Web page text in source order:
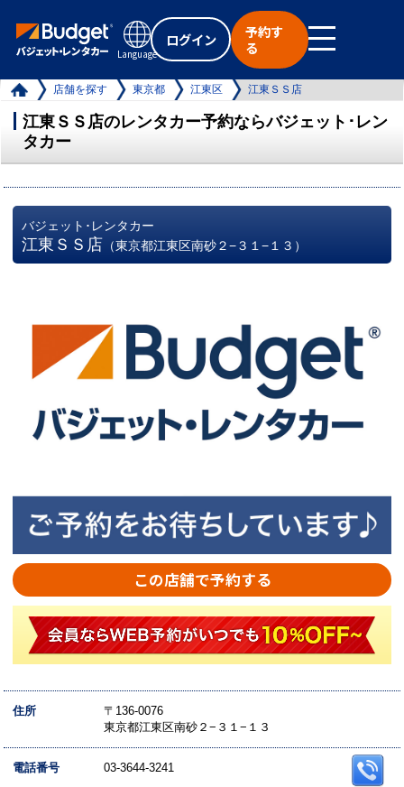
Language
ログイン
予約す
る
店舗を探す 東京都 江東区 江東ＳＳ店
江東ＳＳ店のレンタカー予約ならバジェット･レン
タカー
バジェット･レンタカー
江東ＳＳ店 （東京都江東区南砂２−３１−１３）
この店舗で予約する
住所
〒136-0076
東京都江東区南砂２−３１−１３
電話番号 03-3644-3241